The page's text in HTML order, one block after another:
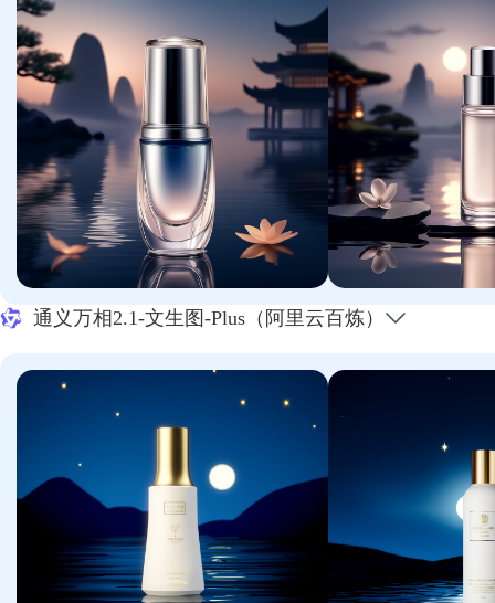
通义万相2.1-文生图-Plus（阿里云百炼）